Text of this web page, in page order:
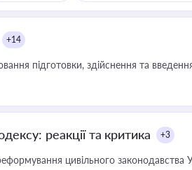
+14
підготовки, здійснення та
реакції та критика +3
цивільного законодавства